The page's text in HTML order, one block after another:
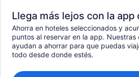
Llega más lejos con la app
Ahorra en hoteles seleccionados y
puntos al reservar en la app.
ayudan a ahorrar para que puedas
todo desde donde estés.